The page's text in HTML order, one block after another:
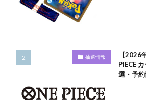
抽選情報
【2026
PIECE
選・予